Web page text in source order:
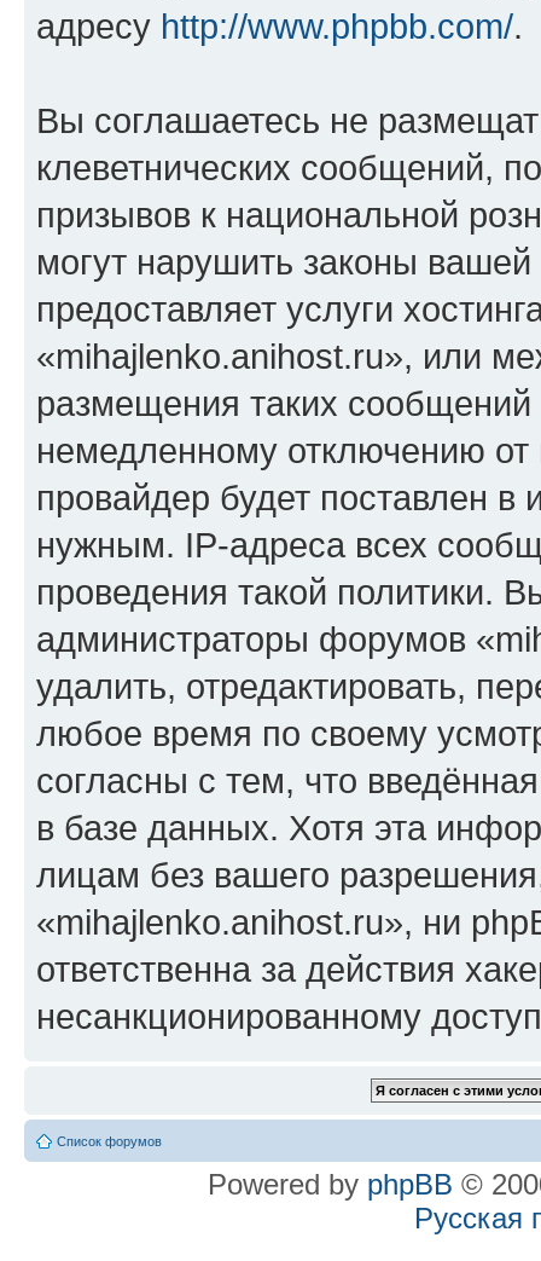
адресу http://www.phpbb.com/.
Вы соглашаетесь не
клеветнических сообщений,
призывов к национальной
могут нарушить законы
предоставляет услуги
«mihajlenko.anihost.ru», или
размещения таких
немедленному отключению
провайдер будет поставлен в
нужным. IP-адреса всех
проведения такой политики.
администраторы форумов
удалить, отредактировать,
любое время по своему
согласны с тем, что
в базе данных. Хотя эта
лицам без вашего
«mihajlenko.anihost.ru», ни
ответственна за действия
несанкционированному
Список форумов
Powered by phpBB ©
Русская